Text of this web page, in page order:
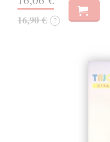
16,90 € ?